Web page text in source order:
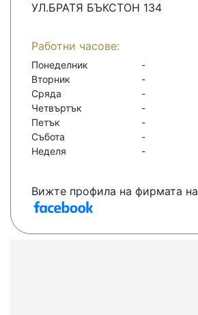
УЛ.БРАТЯ БЪКСТОН 134
Работни часове:
Понеделник
-
Вторник
-
Сряда
-
Четвъртък
-
Петък
-
Събота
-
Неделя
-
Вижте профила на фирмата на